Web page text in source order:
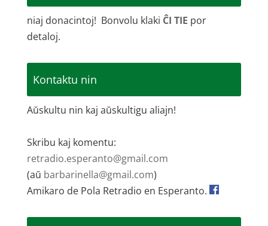
niaj donacintoj! Bonvolu klaki ĈI TIE por
detaloj.
Kontaktu nin
Aŭskultu nin kaj aŭskultigu aliajn!
Skribu kaj komentu:
retradio.esperanto@gmail.com
(aŭ barbarinella@gmail.com)
Amikaro de Pola Retradio en Esperanto.